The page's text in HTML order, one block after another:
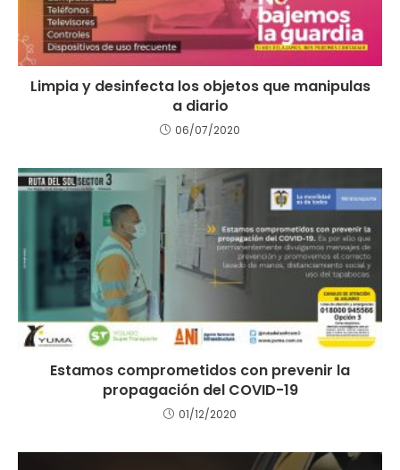
Limpia y desinfecta los objetos que manipulas
a diario
06/07/2020
Estamos comprometidos con prevenir la
propagación del COVID-19
01/12/2020